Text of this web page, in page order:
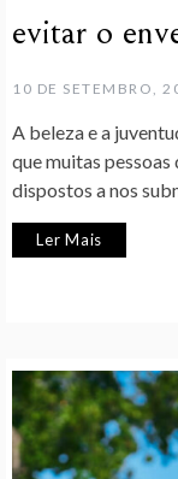
evitar o
10 DE SETEMBRO,
A beleza e a
que muitas
dispostos a nos
Ler Mais